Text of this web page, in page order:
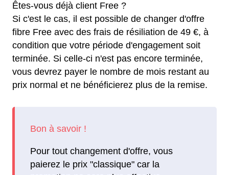
Êtes-vous déjà client Free ?
Si c'est le cas, il est possible de changer d'offre
fibre Free avec des frais de résiliation de 49 €, à
condition que votre période d'engagement soit
terminée. Si celle-ci n'est pas encore terminée,
vous devrez payer le nombre de mois restant au
prix normal et ne bénéficierez plus de la remise.
Pour tout changement d'offre, vous
paierez le prix "classique" car la